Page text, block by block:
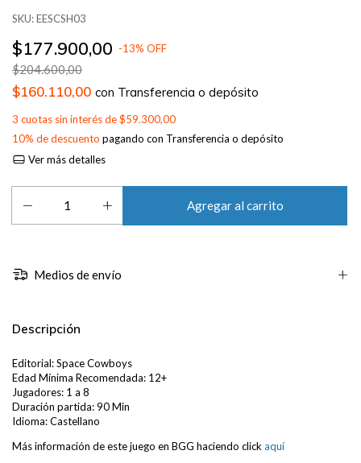
SKU:EESCSH03
$177.900,00 -13% OFF
$204.600,00
$160.110,00 con Transferencia o depósito
3 cuotas sin interés de$59.300,00
10% de descuento pagando con Transferencia o depósito
Ver más detalles
Medios de envío
Descripción
Editorial: Space Cowboys
Edad Mínima Recomendada: 12+
Jugadores: 1 a 8
Duración partida: 90 Min
Idioma: Castellano
Más información de este juego en BGG haciendo click aquí